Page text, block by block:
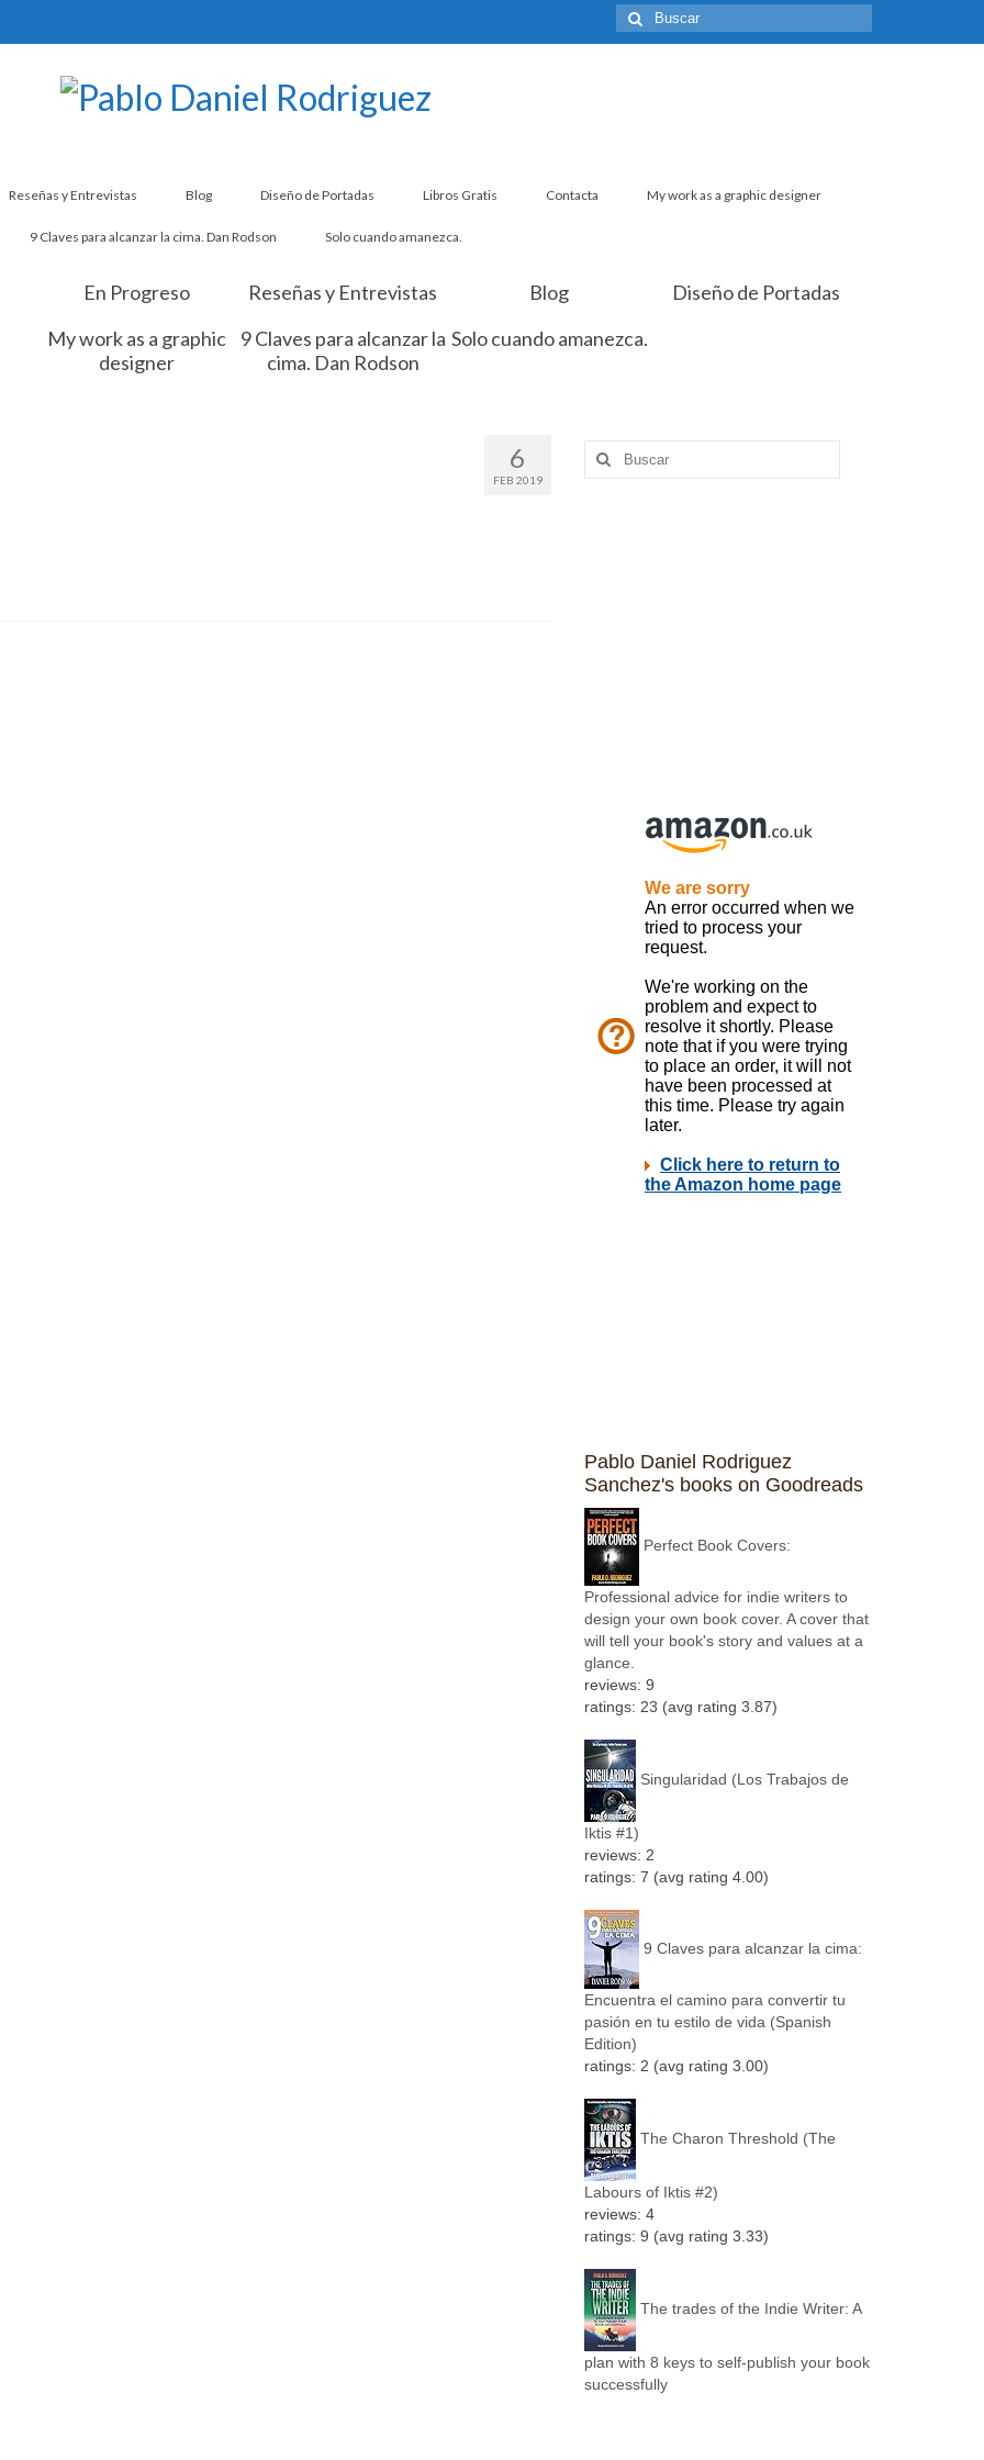
Buscar
por:
Reseñas y Entrevistas Blog Diseño de Portadas Libros Gratis Contacta My work as a graphic designer
9 Claves para alcanzar la cima. Dan Rodson Solo cuando amanezca.
En Progreso Reseñas y Entrevistas Blog
Diseño de Portadas
My work as a graphic
designer
9 Claves para alcanzar la
cima. Dan Rodson
Solo cuando amanezca.
6
FEB 2019
Buscar
por:
Pablo Daniel Rodriguez
Sanchez's books on Goodreads
Perfect Book Covers:
Professional advice for indie writers to
design your own book cover. A cover that
will tell your book's story and values at a
glance.
reviews: 9
ratings: 23 (avg rating 3.87)
Singularidad (Los Trabajos de
Iktis #1)
reviews: 2
ratings: 7 (avg rating 4.00)
9 Claves para alcanzar la cima:
Encuentra el camino para convertir tu
pasión en tu estilo de vida (Spanish
Edition)
ratings: 2 (avg rating 3.00)
The Charon Threshold (The
Labours of Iktis #2)
reviews: 4
ratings: 9 (avg rating 3.33)
The trades of the Indie Writer: A
plan with 8 keys to self-publish your book
successfully